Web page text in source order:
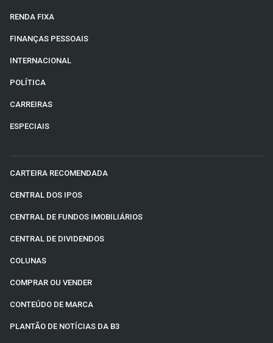
RENDA FIXA
FINANÇAS PESSOAIS
INTERNACIONAL
POLÍTICA
CARREIRAS
ESPECIAIS
CARTEIRA RECOMENDADA
CENTRAL DOS IPOS
CENTRAL DE FUNDOS IMOBILIÁRIOS
CENTRAL DE DIVIDENDOS
COLUNAS
COMPRAR OU VENDER
CONTEÚDO DE MARCA
PLANTÃO DE NOTÍCIAS DA B3